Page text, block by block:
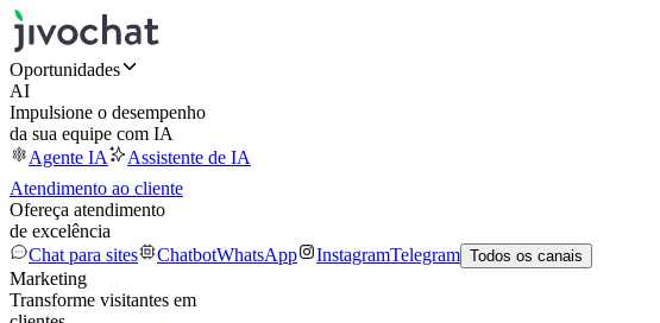
Oportunidades
AI
Impulsione o desempenho
da sua equipe com IA
Agente IA
Assistente de IA
Atendimento ao cliente
Ofereça atendimento
de excelência
Chat para sites
ChatbotWhatsApp InstagramTelegram Todos os canais
Marketing
Transforme visitantes em